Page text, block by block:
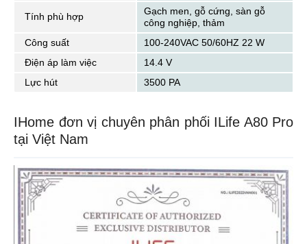
Tính phù hợp
Gạch men, gỗ cứng, sàn gỗ
công nghiệp, thảm
Công suất
100-240VAC 50/60HZ 22 W
Điện áp làm việc
14.4 V
Lực hút
3500 PA
IHome đơn vị chuyên phân phối ILife A80 Pro
tại Việt Nam